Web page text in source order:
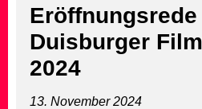
Eröffnungsrede
Duisburger
2024
13. November 2024